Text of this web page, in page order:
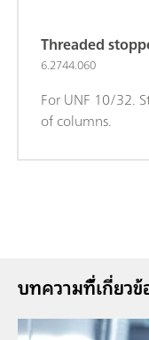
Threaded
6.2744.060
For UNF 10/32.
of columns.
บทความที่้เกี่ยวข้